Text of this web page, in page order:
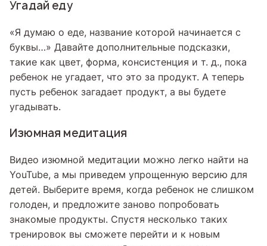
Угадай еду
«Я думаю о еде, название которой начинается с
буквы…» Давайте дополнительные подсказки,
такие как цвет, форма, консистенция и т. д., пока
ребенок не угадает, что это за продукт. А теперь
пусть ребенок загадает продукт, а вы будете
угадывать.
Изюмная медитация
Видео изюмной медитации можно легко найти на
YouTube, а мы приведем упрощенную версию для
детей. Выберите время, когда ребенок не слишком
голоден, и предложите заново попробовать
знакомые продукты. Спустя несколько таких
тренировок вы сможете перейти и к новым